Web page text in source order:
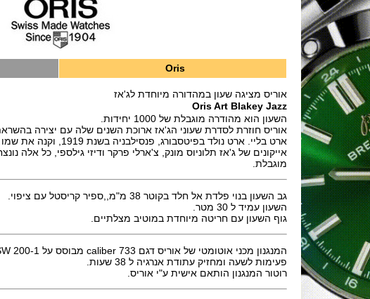
Oris
אוריס מציגה שעון במהדורה מיוחדת לג'אז
Oris Art Blakey Jazz
השעון הוא מהודרה מוגבלת של 1000 יחידות.
אוריס חוזרת לסדרת שעוני הג'אז ארוכת השנים שלה עם יצירה
ארט בליי. ארט נולד
אייקונים של ג'אז תלוניוס מונק, צ'ארלי פרקר ודיזי גילספי, כל אלה
מוגבלת.
גב השעון בנוי פלדת אל חלד בקוטר 38 מ"מ,,ספיר קריסטל עם ציפוי.
השעון עמיד ל 30 מטר.
גוף השעון עם חריטה מיוחדת במוטיב מצלתיים.
המנגנון מכני אוטומטי של אוריס דגם caliber 733 מבוסס על Sellitat SW 200-1 עם 26 אבני רובי, פועם 28,800
פעימות לשעה ומחזיק עתודת אנרגיה ל 38 שעות.
רוטור המנגנון הותאם אישית ע"י אוריס.